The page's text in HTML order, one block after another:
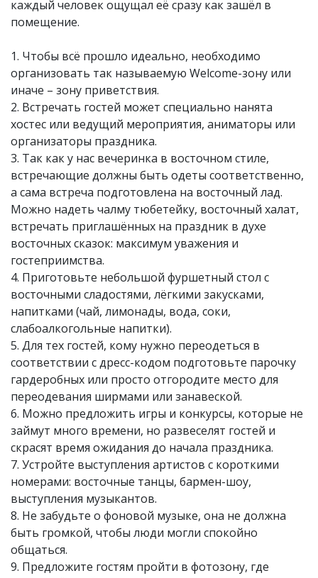
каждый человек ощущал её сразу как зашёл в
помещение.
1. Чтобы всё прошло идеально, необходимо
организовать так называемую Welcome-зону или
иначе – зону приветствия.
2. Встречать гостей может специально нанята
хостес или ведущий мероприятия, аниматоры или
организаторы праздника.
3. Так как у нас вечеринка в восточном стиле,
встречающие должны быть одеты соответственно,
а сама встреча подготовлена на восточный лад.
Можно надеть чалму тюбетейку, восточный халат,
встречать приглашённых на праздник в духе
восточных сказок: максимум уважения и
гостеприимства.
4. Приготовьте небольшой фуршетный стол с
восточными сладостями, лёгкими закусками,
напитками (чай, лимонады, вода, соки,
слабоалкогольные напитки).
5. Для тех гостей, кому нужно переодеться в
соответствии с дресс-кодом подготовьте парочку
гардеробных или просто отгородите место для
переодевания ширмами или занавеской.
6. Можно предложить игры и конкурсы, которые не
займут много времени, но развеселят гостей и
скрасят время ожидания до начала праздника.
7. Устройте выступления артистов с короткими
номерами: восточные танцы, бармен-шоу,
выступления музыкантов.
8. Не забудьте о фоновой музыке, она не должна
быть громкой, чтобы люди могли спокойно
общаться.
9. Предложите гостям пройти в фотозону, где